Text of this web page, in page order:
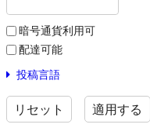
暗号通貨利用可
配達可能
投稿言語
リセット 適用する